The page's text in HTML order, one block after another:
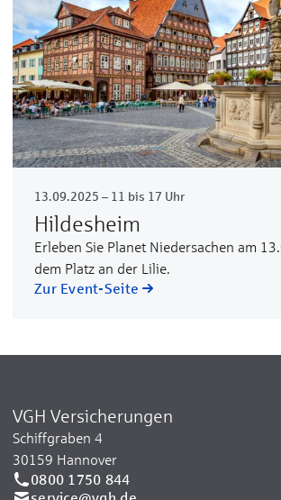
13.09.2025 – 11 bis 17 Uhr
Hildesheim
Erleben Sie Planet Niedersachen am
dem Platz an der Lilie.
Zur Event-Seite
VGH Versicherungen
Schiffgraben 4
30159 Hannover
0800 1750 844